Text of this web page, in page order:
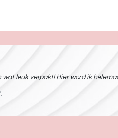
leuk verpakt! Hier word ik